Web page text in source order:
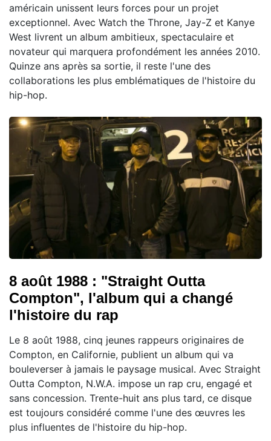
américain unissent leurs forces pour un projet
exceptionnel. Avec Watch the Throne, Jay-Z et Kanye
West livrent un album ambitieux, spectaculaire et
novateur qui marquera profondément les années 2010.
Quinze ans après sa sortie, il reste l'une des
collaborations les plus emblématiques de l'histoire du
hip-hop.
8 août 1988 : "Straight Outta
Compton", l'album qui a changé
l'histoire du rap
Le 8 août 1988, cinq jeunes rappeurs originaires de
Compton, en Californie, publient un album qui va
bouleverser à jamais le paysage musical. Avec Straight
Outta Compton, N.W.A. impose un rap cru, engagé et
sans concession. Trente-huit ans plus tard, ce disque
est toujours considéré comme l'une des œuvres les
plus influentes de l'histoire du hip-hop.